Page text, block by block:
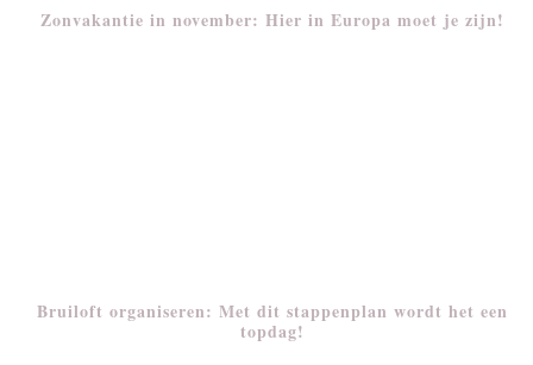
Zonvakantie in november: Hier in Europa moet je zijn!
Bruiloft organiseren: Met dit stappenplan wordt het een
topdag!